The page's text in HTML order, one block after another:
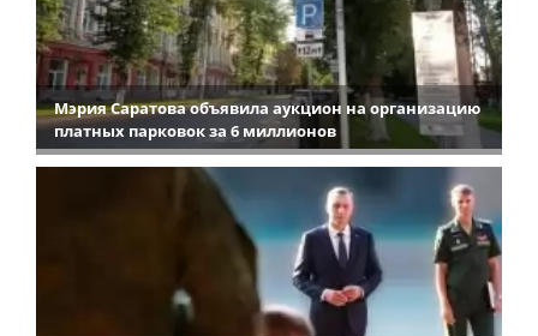
Мэрия Саратова объявила аукцион на организацию
платных парковок за 6 миллионов